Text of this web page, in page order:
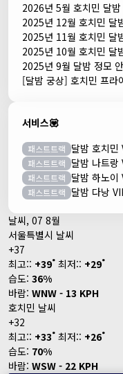
2026년 5월 호치민 달
2025년 12월 호치민 달
2025년 11월 호치민 달
2025년 10월 호치민 달
2025년 9월 달밤 정모
서비스💟
패스트트랙
패스트트랙
패스트트랙
패스트트랙
날씨, 07 8월
서울특별시 날씨
+37
최고:: +39° 최저:: +29°
습도: 36%
바람: WNW - 13 KPH
호치민 날씨
+32
최고:: +33° 최저:: +26°
습도: 70%
바람: WSW - 22 KPH